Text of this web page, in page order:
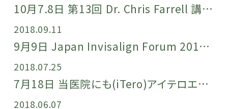
10月7.8日 第13回 Dr. Chris Farrell 講習会
2018.09.11
9月9日 Japan Invisalign Forum 2018(虎ノ門ヒルズフォーラム)
2018.07.25
7月18日 当医院にも(iTero)アイテロエレメントが導入されました
2018.06.07